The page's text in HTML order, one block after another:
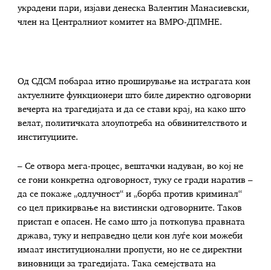
украдени пари, изјави денеска Валентин Манасиевски,
член на Централниот комитет на ВМРО-ДПМНЕ.
Од СДСМ побараа итно проширување на истрагата кон
актуелните функционери што биле директно одговорни
вечерта на трагедијата и да се стави крај, на како што
велат, политичката злоупотреба на обвинителството и
институциите.
– Се отвора мега-процес, вештачки надуван, во кој не
се гони конкретна одговорност, туку се гради наратив –
да се покаже „одлучност“ и „борба против криминал“
со цел прикирвање на вистински одговорните. Таков
пристап е опасен. Не само што ја поткопува правната
држава, туку и неправедно цели кон луѓе кои можеби
имаат институционални пропусти, но не се директни
виновници за трагедијата. Така семејствата на